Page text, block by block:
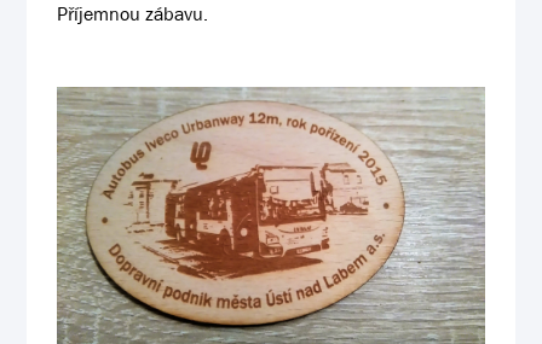
Příjemnou zábavu.